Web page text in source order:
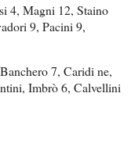
4, Magni 12, Staino
9, Pacini 9,
7, Caridi ne,
Imbrò 6, Calvellini